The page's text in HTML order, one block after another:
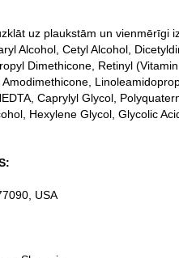
uz plaukstām un vienmērīgi
Alcohol, Cetyl Alcohol,
Dimethicone, Retinyl
Caprylyl Glycol,
Hexylene Glycol, Glycolic
USA